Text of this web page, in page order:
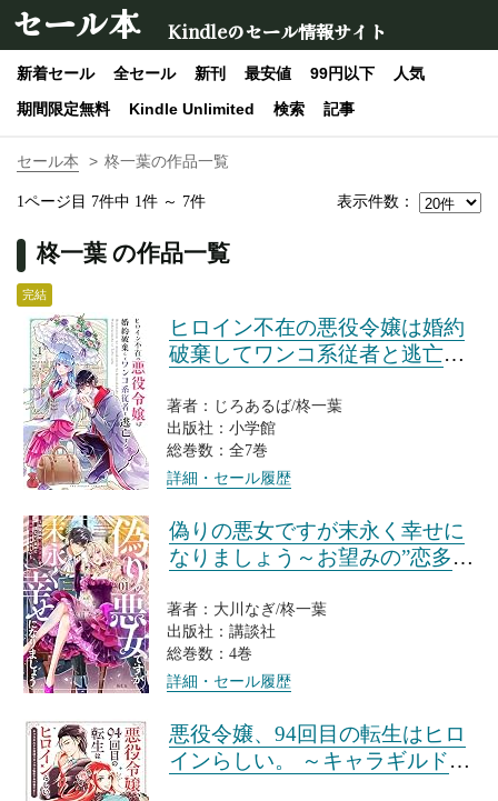
セール本 Kindleのセール情報サイト
新着セール 全セール 新刊 最安値 99円以下
人気
期間限定無料
Kindle Unlimited 検索 記事
セール本 柊一葉の作品一覧
1ページ目 7件中 1件 ～ 7件 表示件数：
柊一葉 の作品一覧
完結
ヒロイン不在の悪役令嬢は婚約
破棄してワンコ系従者と逃亡す
著者：じろあるば/柊一葉
出版社：小学館
総巻数：全7巻
詳細・セール履歴
偽りの悪女ですが末永く幸せに
なりましょう～お望みの”恋多き
おかしい～
著者：大川なぎ/柊一葉
出版社：講談社
総巻数：4巻
詳細・セール履歴
悪役令嬢、94回目の転生はヒロ
インらしい。 ～キャラギルドの